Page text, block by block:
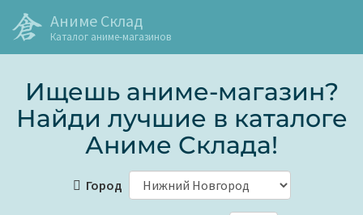
Аниме Склад
Каталог аниме-магазинов
Ищешь аниме-магазин?
Найди лучшие в каталоге
Аниме Склада!
Город